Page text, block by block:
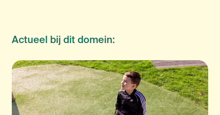
Actueel bij dit domein: